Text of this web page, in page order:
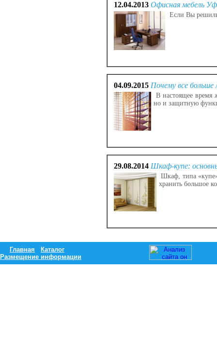
12.04.2013 Офисная мебель
Если Вы
04.09.2015 Почему все
В настоящее время
но и защитную
29.08.2014 Шкаф-купе:
Шкаф, типа
хранить большое
Главная
Каталог
Размещение информации